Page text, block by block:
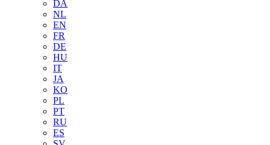
DA
NL
EN
FR
DE
HU
IT
JA
KO
PL
PT
RU
ES